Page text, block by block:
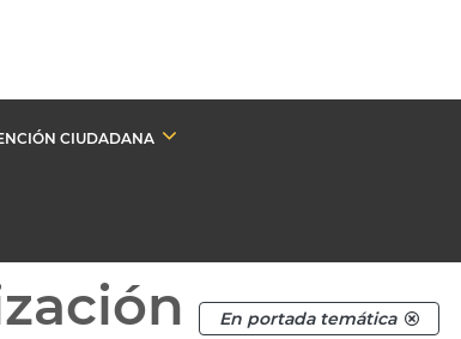
CIUDADANA
En portada temática